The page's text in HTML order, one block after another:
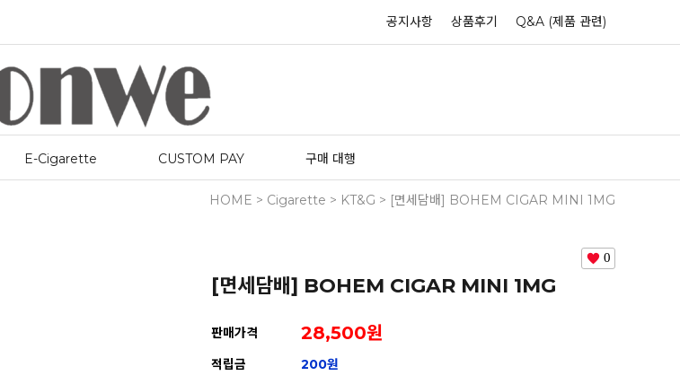
공지사항 상품후기 Q&A (제품 관련)
E-Cigarette CUSTOM PAY 구매 대행
HOME > Cigarette > KT&G > [면세담배] BOHEM CIGAR MINI 1MG
0
[면세담배] BOHEM CIGAR MINI 1MG
판매가격 28,500원
적립금
200원